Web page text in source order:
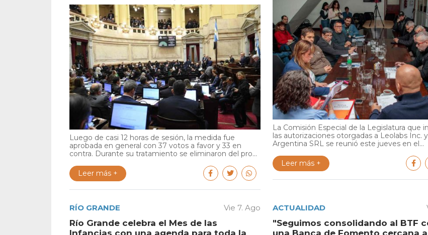
Luego de casi 12 horas de sesión, la medida fue
aprobada en general con 37 votos a favor y 33 en
contra. Durante su tratamiento se eliminaron del pro...
Leer más +
La Comisión Especial de la Legislatura que
las autorizaciones otorgadas a Leolabs Inc.
Argentina SRL se reunió este jueves en el...
Leer más +
RÍO GRANDE Vie 7. Ago
Río Grande celebra el Mes de las
Infancias con una agenda para toda la
ACTUALIDAD
"Seguimos consolidando al BTF
una Banca de Fomento cercana